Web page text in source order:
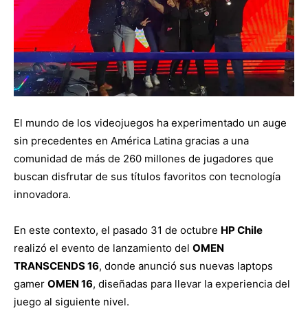
El mundo de los videojuegos ha experimentado un auge
sin precedentes en América Latina gracias a una
comunidad de más de 260 millones de jugadores que
buscan disfrutar de sus títulos favoritos con tecnología
innovadora.
En este contexto, el pasado 31 de octubre HP Chile
realizó el evento de lanzamiento del OMEN
TRANSCENDS 16, donde anunció sus nuevas laptops
gamer OMEN 16, diseñadas para llevar la experiencia del
juego al siguiente nivel.